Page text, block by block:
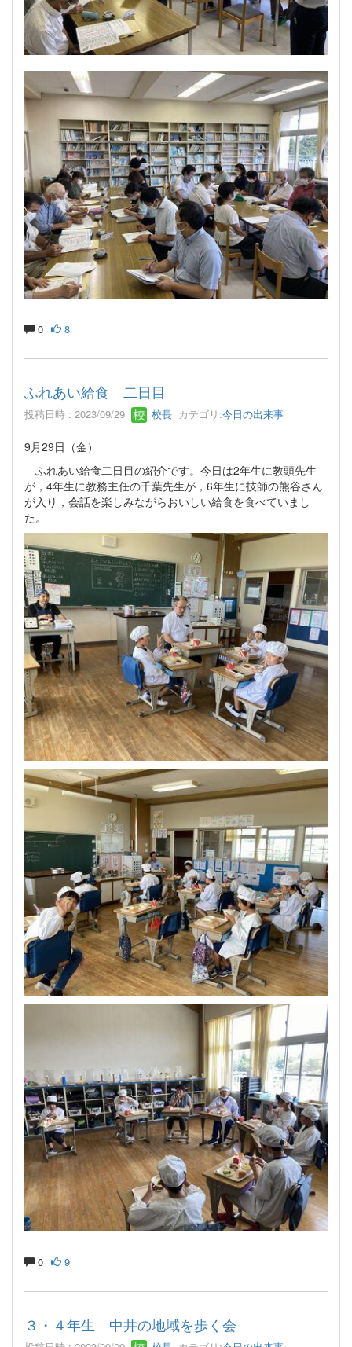
0 8
ふれあい給食 二日目
投稿日時 : 2023/09/29 校長 カテゴリ:今日の出来事
9月29日（金）
ふれあい給食二日目の紹介です。今日は2年生に教頭先生
が，4年生に教務主任の千葉先生が，6年生に技師の熊谷さん
が入り，会話を楽しみながらおいしい給食を食べていまし
た。
0 9
３・４年生 中井の地域を歩く会